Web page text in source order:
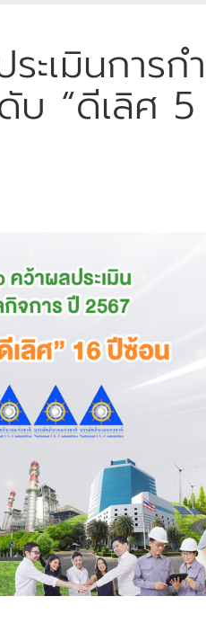
ะเมินการก
บ “ดีเลิศ 5